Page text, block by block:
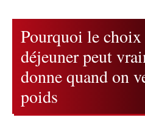
Pourquoi le
déjeuner peut
donne quand on
poids